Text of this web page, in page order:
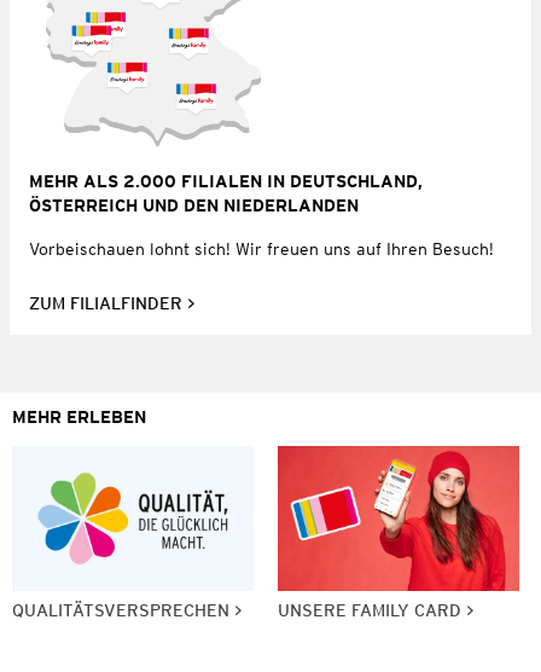
MEHR ALS 2.000 FILIALEN IN DEUTSCHLAND,
ÖSTERREICH UND DEN NIEDERLANDEN
Vorbeischauen lohnt sich! Wir freuen uns auf Ihren Besuch!
ZUM FILIALFINDER
MEHR ERLEBEN
QUALITÄTSVERSPRECHEN UNSERE FAMILY CARD